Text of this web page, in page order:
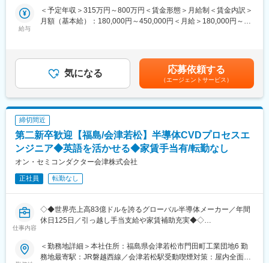
により発足し、そのテクノロジーは世界の２台に１台の車に搭載
されています。世界40カ国以上に260以上の工場と78のR&Dセン
ターを持ち、15,000人以上のエンジニアを含む15万人の従業員を
■当社の風土・環境：
有給取得率：62％、育児休暇取得率：女性100％・男性40％、平
■ご提案するポジション
・営業同行による技術的改善・提案のアドバイス
・受注案件の金型設計業務
◎品質保証職
製品の品質を守る“会社の要”となるポジションです。
・受注～納品まで、各工程での品質基準の策定・監査
・顧客の品質要望のヒアリング・対応
◎品質管理職
社内の品質レベルを高めるための、仕組みの構築をお任せしま
す。
・現状分析
◎生産管理職
・生産計画の立案および進捗管理
給与
＜予定年収＞315万円～800万円＜賃金形態＞月給制＜賃金内訳＞
月額（基本給）：180,000円～450,000円＜月給＞180,000円～
る可能性があります。月給(月額)は固定手当を含めた表記です。
気になる 応募依頼する
（エージェントサービス）
締切間近
第二新卒歓迎【福島/会津若松】半導体CVDプロセスエ
ンジニア◆英語を活かせる◆家賃手当有/転勤なし
オン・セミコンダクター会津株式会社
正社員 転勤なし
仕事内容
◇◆世界売上高83億ドルを誇るグローバル半導体メーカー／年間
休日125日／引っ越し手当支給や家賃補助充実◆◇
CVDプロセスエンジニアリングおよび装置エンジニアリング業務
をお任せします。
＜勤務地詳細＞本社住所：福島県会津若松市門田町工業団地6 勤
務地最寄駅：JR磐越西線／会津若松駅受動喫煙対策：屋内全面禁